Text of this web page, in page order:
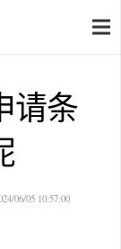
请条
06/05 10:57:00